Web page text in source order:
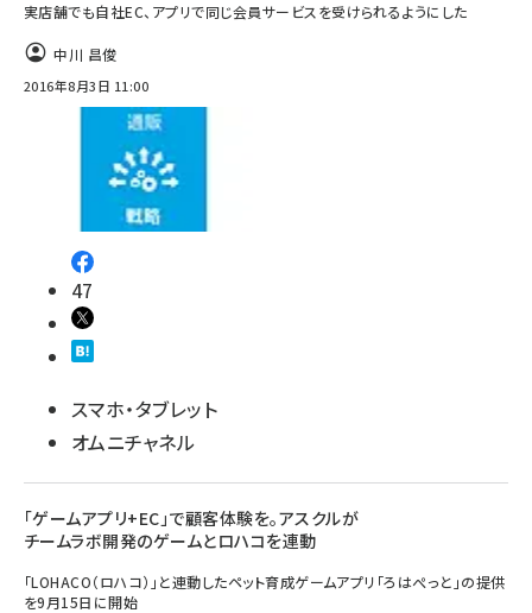
実店舗でも自社EC、アプリで同じ会員サービスを受けられるようにした
中川 昌俊
2016年8月3日 11:00
47
スマホ・タブレット
オムニチャネル
「ゲームアプリ+EC」で顧客体験を。アスクルが
チームラボ開発のゲームとロハコを連動
「LOHACO（ロハコ）」と連動したペット育成ゲームアプリ「ろはぺっと」の提供
を9月15日に開始